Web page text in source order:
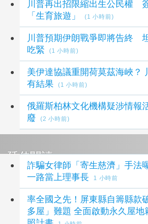
川普再出招限縮出生公民權
「生育旅遊」
(1 小時前)
川普預期伊朗戰爭即將告終
吃緊
(1 小時前)
美伊達協議重開荷莫茲海峽？
有結果
(1 小時前)
俄羅斯柏林文化機構疑涉情
廢
(2 小時前)
延伸閱讀
詐騙女律師「寄生慈濟」手法
一路當上理事長
1 小時前
率全國之先！屏東縣自籌縣款
多屋」難題 全面啟動永久屋地